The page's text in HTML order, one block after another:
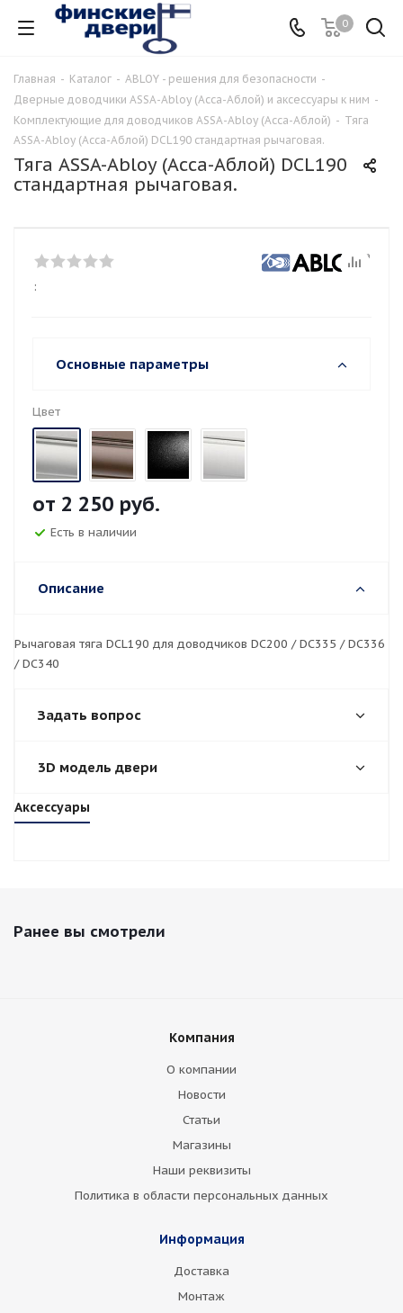
0
Главная - Каталог - ABLOY - решения для безопасности -
Дверные доводчики ASSA-Abloy (Асса-Аблой) и аксессуары к ним -
Комплектующие для доводчиков ASSA-Abloy (Асса-Аблой) - Тяга
ASSA-Abloy (Асса-Аблой) DCL190 стандартная рычаговая.
Тяга ASSA-Abloy (Асса-Аблой) DCL190
стандартная рычаговая.
:
Основные параметры
Цвет
от 2 250 руб.
Есть в наличии
Описание
Рычаговая тяга DCL190 для доводчиков DC200 / DC335 / DC336
/ DC340
Задать вопрос
3D модель двери
Аксессуары
Ранее вы смотрели
Компания
О компании
Новости
Статьи
Магазины
Наши реквизиты
Политика в области персональных данных
Информация
Доставка
Монтаж